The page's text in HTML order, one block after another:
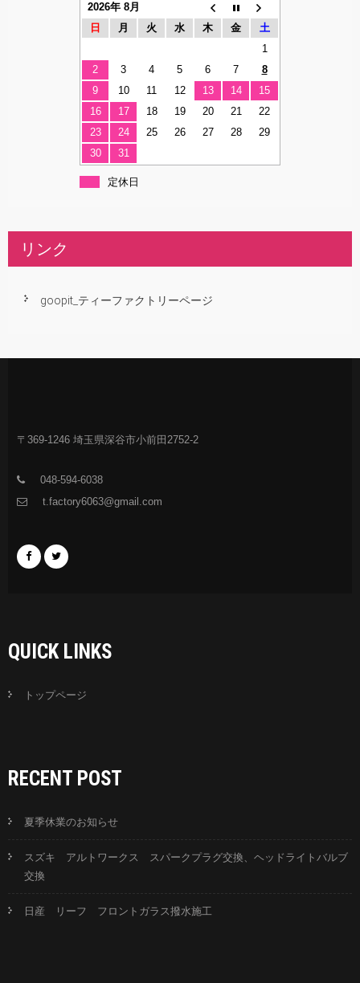
2026年 8月
日
月 火 水 木 金
土
1
2
3 4 5 6 7
8
9
10 11 12 13 14
15
16
17 18 19 20 21
22
23
24 25 26 27 28
29
30
31
定休日
リンク
goopit_ティーファクトリーページ
〒369-1246 埼玉県深谷市小前田2752-2
048-594-6038
t.factory6063@gmail.com
QUICK LINKS
トップページ
RECENT POST
夏季休業のお知らせ
スズキ アルトワークス スパークプラグ交換、ヘッドライトバルブ
交換
日産 リーフ フロントガラス撥水施工